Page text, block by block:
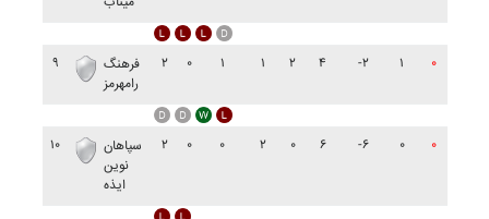
۹
فرهنگ
رامهرمز
۲ ۰ ۱ ۱ ۲ ۴ -۲ ۱ ۰
۱۰
سپاهان
نوين
ايذه
۲ ۰ ۰ ۲ ۰ ۶ -۶ ۰ ۰